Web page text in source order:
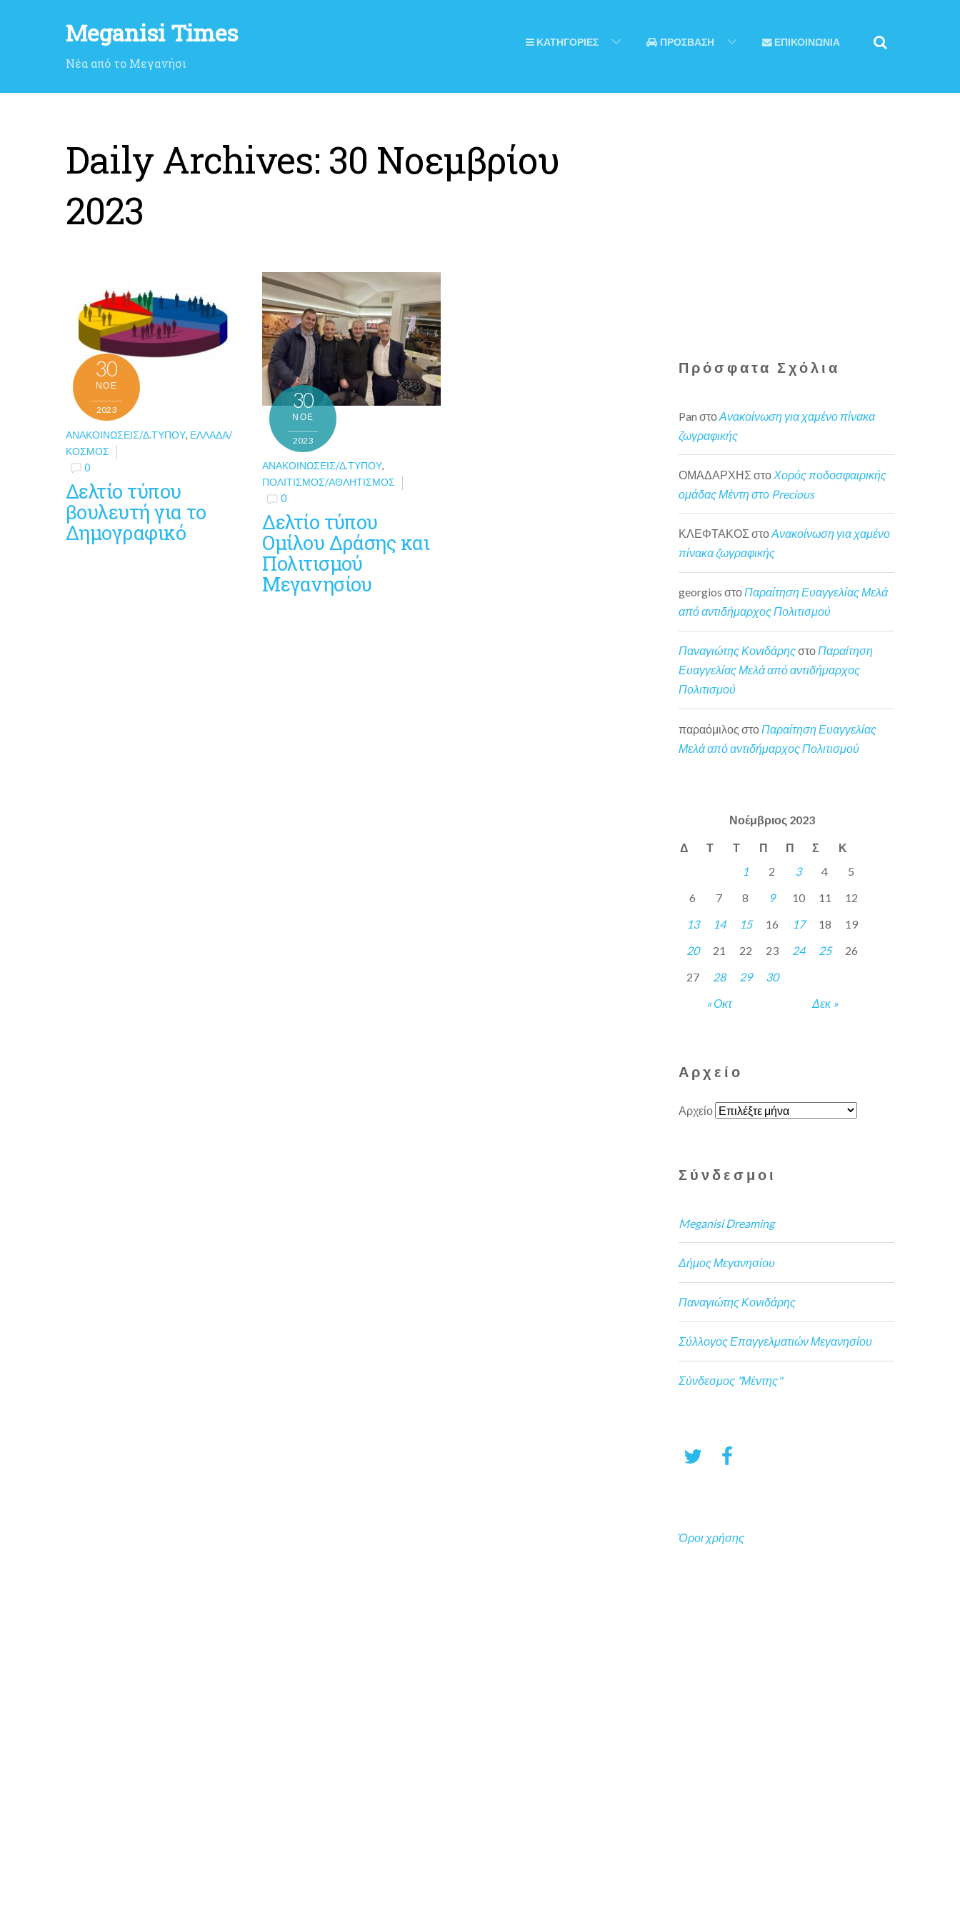
Meganisi Times
Νέα από το Μεγανήσι
ΚΑΤΗΓΟΡΙΕΣ ΠΡΟΣΒΑΣΗ ΕΠΙΚΟΙΝΩΝΙΑ
Daily Archives: 30 Νοεμβρίου
2023
30
ΝΟΈ
2023
ΑΝΑΚΟΙΝΏΣΕΙΣ/Δ.ΤΎΠΟΥ, ΕΛΛΆΔΑ/
ΚΌΣΜΟΣ
0
Δελτίο τύπου
βουλευτή για το
Δημογραφικό
30
ΝΟΈ
2023
ΑΝΑΚΟΙΝΏΣΕΙΣ/Δ.ΤΎΠΟΥ,
ΠΟΛΙΤΙΣΜΌΣ/ΑΘΛΗΤΙΣΜΌΣ
0
Δελτίο τύπου
Ομίλου Δράσης και
Πολιτισμού
Μεγανησίου
Πρόσφατα Σχόλια
Pan στοΑνακοίνωση για χαμένο πίνακα
ζωγραφικής
ΟΜΑΔΑΡΧΗΣ στο Χορός ποδοσφαιρικής
ομάδας Μέντη στο Precious
ΚΛΕΦΤΑΚΟΣ στοΑνακοίνωση για χαμένο
πίνακα ζωγραφικής
georgios στοΠαραίτηση Ευαγγελίας Μελά
από αντιδήμαρχος Πολιτισμού
Παναγιώτης ΚονιδάρηςστοΠαραίτηση
Ευαγγελίας Μελά από αντιδήμαρχος
Πολιτισμού
παραόμιλος στο Παραίτηση Ευαγγελίας
Μελά από αντιδήμαρχος Πολιτισμού
Νοέμβριος 2023
Δ Τ Τ Π Π Σ Κ
« Οκτ Δεκ »
1 2 3 4
5
6
7 8 9 10 11
12
13
14 15 16 17 18
19
20
21 22 23 24 25
26
27
28 29 30
Αρχείο
Αρχείο
Σύνδεσμοι
Meganisi Dreaming
Δήμος Μεγανησίου
Παναγιώτης Κονιδάρης
Σύλλογος Επαγγελματιών Μεγανησίου
Σύνδεσμος "Μέντης"
Όροι χρήσης